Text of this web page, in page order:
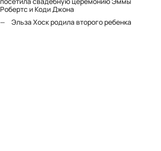
Робертс и Коди Джона
Эльза Хоск родила второго ребенка